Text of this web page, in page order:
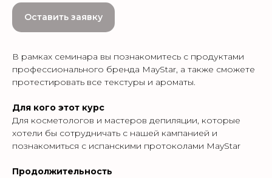
Оставить заявку
В рамках семинара вы познакомитесь с продуктами
профессионального бренда MayStar, а также сможете
протестировать все текстуры и ароматы.
Для кого этот курс
Для косметологов и мастеров депиляции, которые
хотели бы сотрудничать с нашей кампанией и
познакомиться с испанскими протоколами MayStar
Продолжительность